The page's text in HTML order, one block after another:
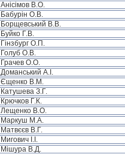
Анісімов В.О.
Бабурін О.В.
Борщевський В.В.
Буйко Г.В.
Гінзбург О.П.
Голуб О.В.
Грачев О.О.
Доманський А.І.
Єщенко В.М.
Катушева З.Г.
Крючков Г.К.
Лещенко В.О.
Маркуш М.А.
Матвєєв В.Г.
Мигович І.І.
Мішура В.Д.